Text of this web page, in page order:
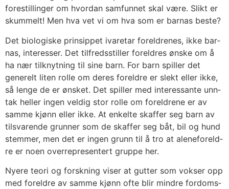
fore­stil­lin­ger om hvor­dan sam­fun­net skal være. Slikt er
skum­melt! Men hva vet vi om hva som er bar­nas bes­te?
Det bio­lo­gis­ke prin­sip­pet iva­re­tar for­eld­re­nes, ikke bar­
nas, inter­es­ser. Det til­freds­stil­ler for­eld­res øns­ke om å
ha nær til­knyt­ning til sine barn. For barn spil­ler det
gene­relt liten rol­le om deres for­eld­re er slekt eller ikke,
så len­ge de er øns­ket. Det spil­ler med inter­es­san­te unn­
tak hel­ler ingen vel­dig stor rol­le om for­eld­re­ne er av
sam­me kjønn eller ikke. At enkel­te skaf­fer seg barn av
til­sva­ren­de grun­ner som de skaf­fer seg båt, bil og hund
stem­mer, men det er ingen grunn til å tro at alene­for­eld­
re er noen over­re­pre­sen­tert grup­pe her.
Nyere teori og forsk­ning viser at gut­ter som vokser opp
med for­eld­re av sam­me kjønn ofte blir mind­re for­doms­